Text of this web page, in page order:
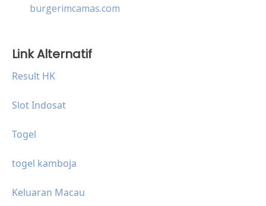
burgerimcamas.com
Link Alternatif
Result HK
Slot Indosat
Togel
togel kamboja
Keluaran Macau